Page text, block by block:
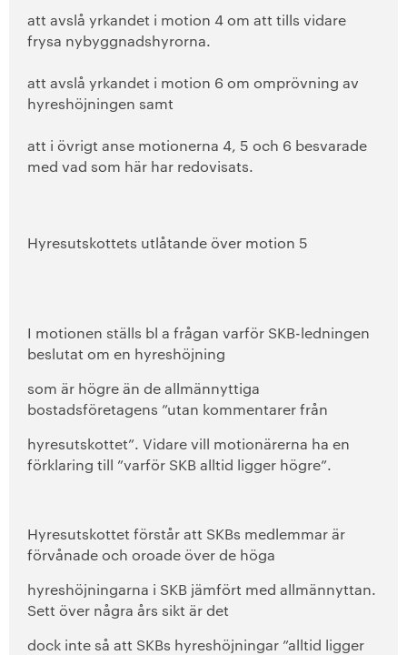
att avslå yrkandet i motion 4 om att tills vidare
frysa nybyggnadshyrorna.
att avslå yrkandet i motion 6 om omprövning av
hyreshöjningen samt
att i övrigt anse motionerna 4, 5 och 6 besvarade
med vad som här har redovisats.
Hyresutskottets utlåtande över motion 5
I motionen ställs bl a frågan varför SKB-ledningen
beslutat om en hyreshöjning
som är högre än de allmännyttiga
bostadsföretagens ”utan kommentarer från
hyresutskottet”. Vidare vill motionärerna ha en
förklaring till ”varför SKB alltid ligger högre”.
Hyresutskottet förstår att SKBs medlemmar är
förvånade och oroade över de höga
hyreshöjningarna i SKB jämfört med allmännyttan.
Sett över några års sikt är det
dock inte så att SKBs hyreshöjningar ”alltid ligger